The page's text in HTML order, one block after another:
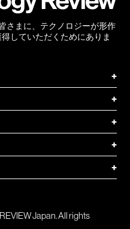
さまに、テクノロジーが形作
していただくためにありま
+
+
+
+
+
Japan. All rights